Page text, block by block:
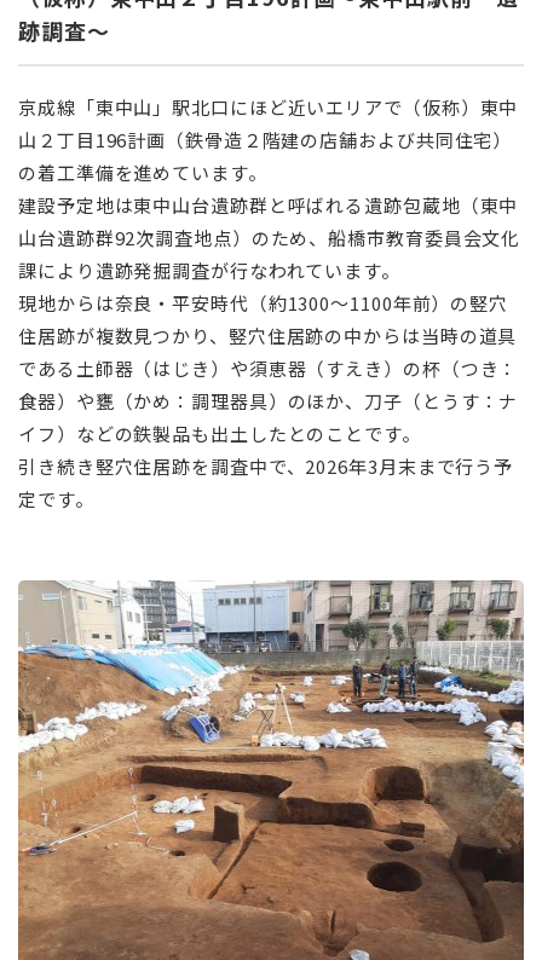
跡調査～
京成線「東中山」駅北口にほど近いエリアで（仮称）東中
山２丁目196計画（鉄骨造２階建の店舗および共同住宅）
の着工準備を進めています。
建設予定地は東中山台遺跡群と呼ばれる遺跡包蔵地（東中
山台遺跡群92次調査地点）のため、船橋市教育委員会文化
課により遺跡発掘調査が行なわれています。
現地からは奈良・平安時代（約1300～1100年前）の竪穴
住居跡が複数見つかり、竪穴住居跡の中からは当時の道具
である土師器（はじき）や須恵器（すえき）の杯（つき：
食器）や甕（かめ：調理器具）のほか、刀子（とうす：ナ
イフ）などの鉄製品も出土したとのことです。
引き続き竪穴住居跡を調査中で、2026年3月末まで行う予
定です。